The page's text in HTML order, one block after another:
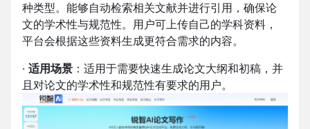
种类型。能够自动检索相关文献并进行引用，确保论
文的学术性与规范性。用户可上传自己的学科资料，
平台会根据这些资料生成更符合需求的内容。
· 适用场景 ：适用于需要快速生成论文大纲和初稿，并
且对论文的学术性和规范性有要求的用户。